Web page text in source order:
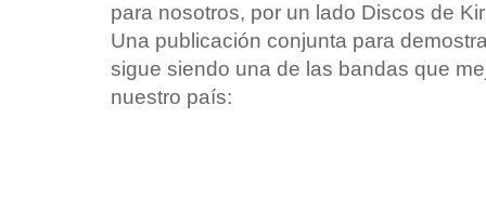
para nosotros, por un lado Discos de
Una publicación conjunta para
sigue siendo una de las bandas que
nuestro país: